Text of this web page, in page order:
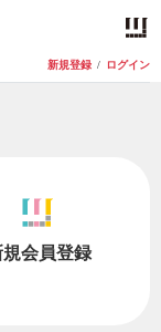
新規登録 / ログイン
規会員登録